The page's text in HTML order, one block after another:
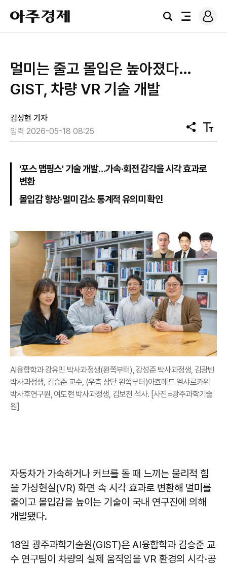
아
주
경
검
전
로
그
멀미는 줄고 몰입은 높아졌다…
GIST, 차량 VR 기술 개발
김성현 기자
입력 2026-05-18 08:25
공
유
텍
스
'포스 맵핑스' 기술 개발…가속·회전 감각을 시각 효과로
변환
몰입감 향상·멀미 감소 통계적 유의미 확인
AI융합학과 강유민 박사과정생(왼쪽부터), 강성준 박사과정생, 김광빈
박사과정생, 김승준 교수, (우측 상단 왼쪽부터)아흐메드 엘샤르카위
박사후연구원, 여도현 박사과정생, 김보천 석사. [사진=광주과학기술
원]
자동차가 가속하거나 커브를 돌 때 느끼는 물리적 힘
을 가상현실(VR) 화면 속 시각 효과로 변환해 멀미를
줄이고 몰입감을 높이는 기술이 국내 연구진에 의해
개발됐다.
18일 광주과학기술원(GIST)은 AI융합학과 김승준 교
수 연구팀이 차량의 실제 움직임을 VR 환경의 시각·공